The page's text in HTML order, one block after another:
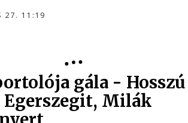
27. 11:19
gála - Hosszú
Milák